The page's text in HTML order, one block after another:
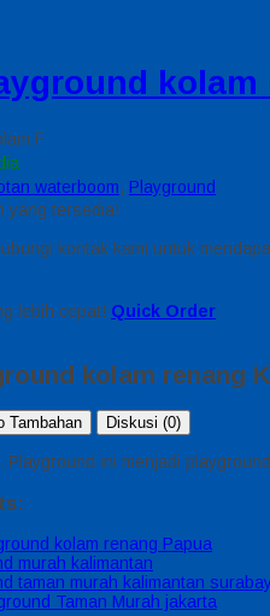
F
waterboom, Playground
yang tersedia!
kontak kami untuk
lebih cepat! Quick Order
kolam renang
Tambahan Diskusi (0)
Playground ini menjadi
kolam renang Papua
murah kalimantan
taman murah kalimantan
Taman Murah jakarta